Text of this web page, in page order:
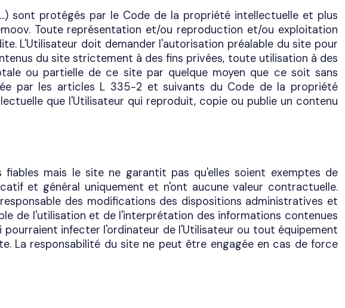
sont protégés par le Code de la propriété intellectuelle et plus
Toute représentation et/ou reproduction et/ou exploitation
L'Utilisateur doit demander l'autorisation préalable du site pour
du site strictement à des fins privées, toute utilisation à des
ou partielle de ce site par quelque moyen que ce soit sans
par les articles L 335-2 et suivants du Code de la propriété
que l'Utilisateur qui reproduit, copie ou publie un contenu
fiables mais le site ne garantit pas qu'elles soient exemptes de
et général uniquement et n'ont aucune valeur contractuelle.
des modifications des dispositions administratives et
de l'utilisation et de l'interprétation des informations contenues
infecter l'ordinateur de l'Utilisateur ou tout équipement
La responsabilité du site ne peut être engagée en cas de force